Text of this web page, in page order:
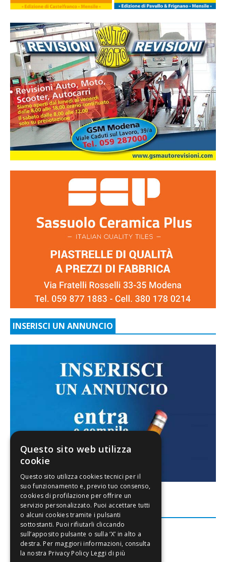
INSERISCI UN ANNUNCIO
FACEBOOK
Questo sito web utilizza
cookie
Leggi di più